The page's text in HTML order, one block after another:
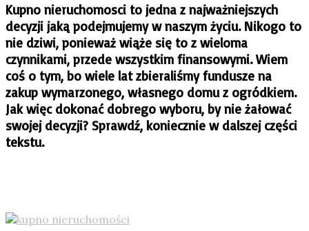
Kupno nieruchomosci to jedna z najważniejszych
decyzji jaką podejmujemy w naszym życiu. Nikogo to
nie dziwi, ponieważ wiąże się to z wieloma
czynnikami, przede wszystkim finansowymi. Wiem
coś o tym, bo wiele lat zbieraliśmy fundusze na
zakup wymarzonego, własnego domu z ogródkiem.
Jak więc dokonać dobrego wyboru, by nie żałować
swojej decyzji? Sprawdź, koniecznie w dalszej części
tekstu.